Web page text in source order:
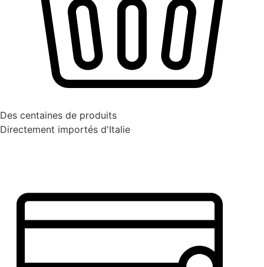
Des centaines de produits
Directement importés d'Italie